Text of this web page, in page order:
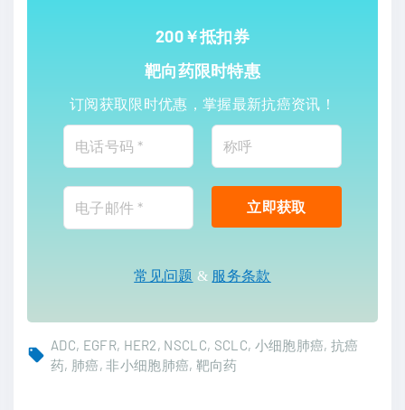
200￥抵扣券
靶向药限时特惠
订阅获取限时优惠，掌握最新抗癌资讯！
常见问题 & 服务条款
ADC EGFR HER2 NSCLC SCLC 小细胞肺癌 抗癌
药 肺癌 非小细胞肺癌 靶向药